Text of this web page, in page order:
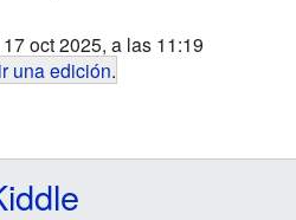
oct 2025, a las 11:19
una edición.